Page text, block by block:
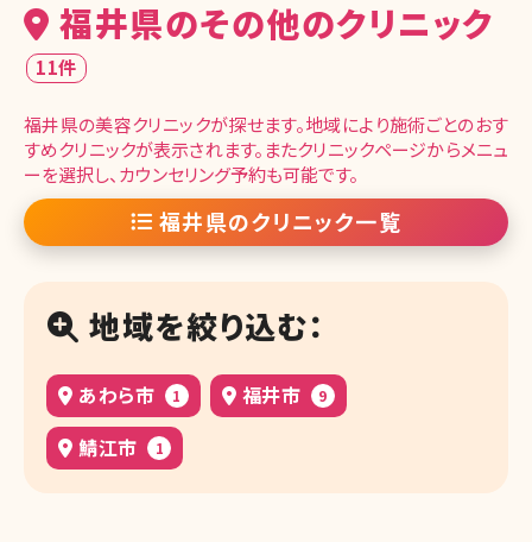
福井県のその他のクリニック
11件
福井県の美容クリニックが探せます。地域により施術ごとのおす
すめクリニックが表示されます。またクリニックページからメニュ
ーを選択し、カウンセリング予約も可能です。
福井県のクリニック一覧
地域を絞り込む：
あわら市 1 福井市 9
鯖江市 1